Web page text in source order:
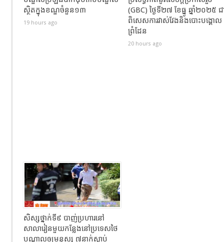
ស្ថិតក្នុងខណ្ឌចំនួន១៣
19 hours ago
(GBC) ថ្ងៃទី២៧ ខែធ្នូ ឆ្នាំ២០២៥ ជ
ពិសេសការវាស់វែងនិងបោះបង្គោល
ព្រំដែន
20 hours ago
សិស្សថ្នាក់ទី៩ បាញ់ប្រហារនៅ
សាលារៀនមួយកន្លែងនៅប្រទេសថៃ
បណ្តាលឲ្យមនុស្ស ៧នាក់ស្លាប់